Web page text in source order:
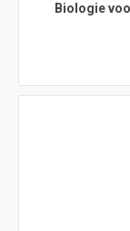
Biologie